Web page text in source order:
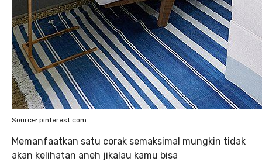
Source: pinterest.com
Memanfaatkan satu corak semaksimal mungkin tidak
akan kelihatan aneh jikalau kamu bisa